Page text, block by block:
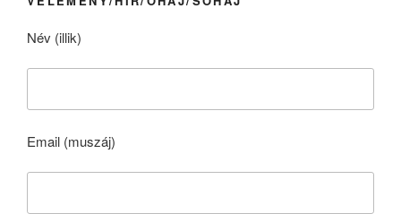
Név (illik)
Email (muszáj)